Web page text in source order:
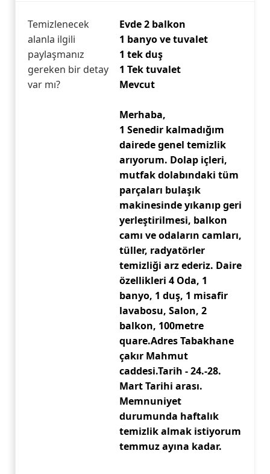
Temizlenecek
alanla ilgili
paylaşmanız
gereken bir detay
var mı?
Evde 2 balkon
1 banyo ve tuvalet
1 tek duş
1 Tek tuvalet
Mevcut
Merhaba,
1 Senedir kalmadığım
dairede genel temizlik
arıyorum. Dolap içleri,
mutfak dolabındaki tüm
parçaları bulaşık
makinesinde yıkanıp geri
yerleştirilmesi, balkon
camı ve odaların camları,
tüller, radyatörler
temizliği arz ederiz. Daire
özellikleri 4 Oda, 1
banyo, 1 duş, 1 misafir
lavabosu, Salon, 2
balkon, 100metre
quare.Adres Tabakhane
çakır Mahmut
caddesi.Tarih - 24.-28.
Mart Tarihi arası.
Memnuniyet
durumunda haftalık
temizlik almak istiyorum
temmuz ayına kadar.